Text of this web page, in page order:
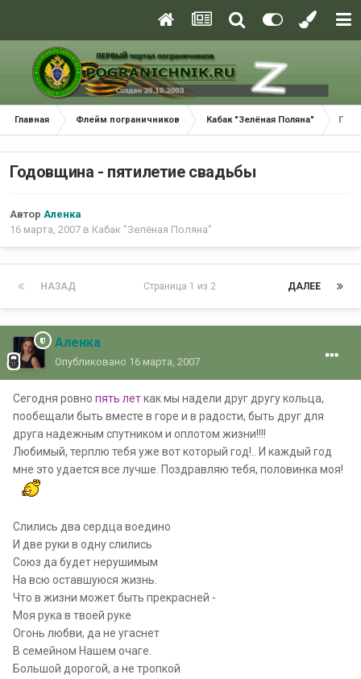
Главная Флейм пограничников Кабак "Зелёная Поляна"
Годовщина - пятилетие свадьбы
Автор Аленка
16 марта, 2007 в Кабак "Зелёная Поляна"
НАЗАД ДАЛЕЕ
Страница 1 из 2
Аленка
Опубликовано 16 марта, 2007
Сегодня ровно пять леткак мы надели друг другу кольца,
пообещали быть вместе в горе и в радости, быть друг для
друга надежным спутником и оплотом жизни!!!!
Любимый, терплю тебя уже вот который год!.. И каждый год
мне это удается все лучше. Поздравляю тебя, половинка моя!
Слились два сердца воедино
И две руки в одну слились
Союз да будет нерушимым
На всю оставшуюся жизнь.
Что в жизни может быть прекрасней -
Моя рука в твоей руке
Огонь любви, да не угаснет
В семейном Нашем очаге.
Большой дорогой, а не тропкой